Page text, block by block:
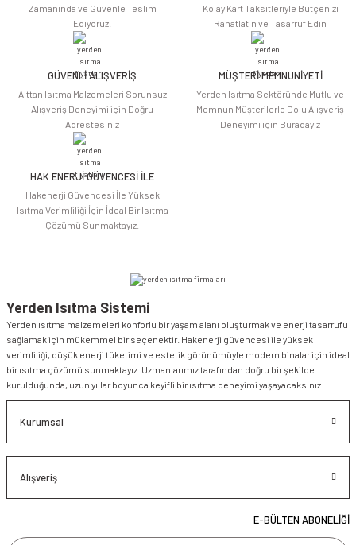
Ürün açıklamasında eksik bilgiler bulunuyor.
Ürün bilgilerinde hatalar bulunuyor.
Ürün fiyatı diğer sitelerden daha pahalı.
Bu ürüne benzer farklı alternatifler olmalı.
Zamanında ve Güvenle Teslim
Ediyoruz.
Kolay Kart Taksitleriyle Bütçenizi
Rahatlatın ve Tasarruf Edin
GÜVENLİ ALIŞVERİŞ
Alttan Isıtma Malzemeleri Sorunsuz
Alışveriş Deneyimi için Doğru
Adrestesiniz
MÜŞTERİ MEMNUNİYETİ
Yerden Isıtma Sektöründe Mutlu ve
Memnun Müşterilerle Dolu Alışveriş
Deneyimi için Buradayız
HAK ENERJİ GÜVENCESİ İLE
Hakenerji Güvencesi İle Yüksek
Isıtma Verimliliği İçin İdeal Bir Isıtma
Çözümü Sunmaktayız.
Yerden Isıtma Sistemi
Yerden ısıtma malzemeleri konforlu bir yaşam alanı oluşturmak ve enerji tasarrufu
sağlamak için mükemmel bir seçenektir. Hakenerji güvencesi ile yüksek
verimliliği, düşük enerji tüketimi ve estetik görünümüyle modern binalar için ideal
bir ısıtma çözümü sunmaktayız. Uzmanlarımız tarafından doğru bir şekilde
kurulduğunda, uzun yıllar boyunca keyifli bir ısıtma deneyimi yaşayacaksınız.
Kurumsal
Alışveriş
E-BÜLTEN ABONELİĞİ